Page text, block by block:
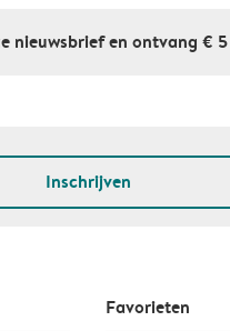
nieuwsbrief en ontvang €
Inschrijven
Favorieten